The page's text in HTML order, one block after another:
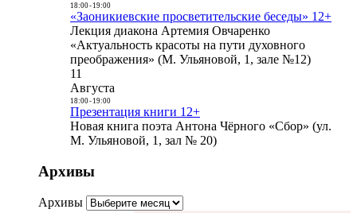
18:00- 19:00
«Заоникиевские просветительские беседы» 12+
Лекция диакона Артемия Овчаренко
«Актуальность красоты на пути духовного
преображения» (М. Ульяновой, 1, зале №12)
11
Августа
18:00- 19:00
Презентация книги 12+
Новая книга поэта Антона Чёрного «Сбор» (ул.
М. Ульяновой, 1, зал № 20)
Архивы
Архивы